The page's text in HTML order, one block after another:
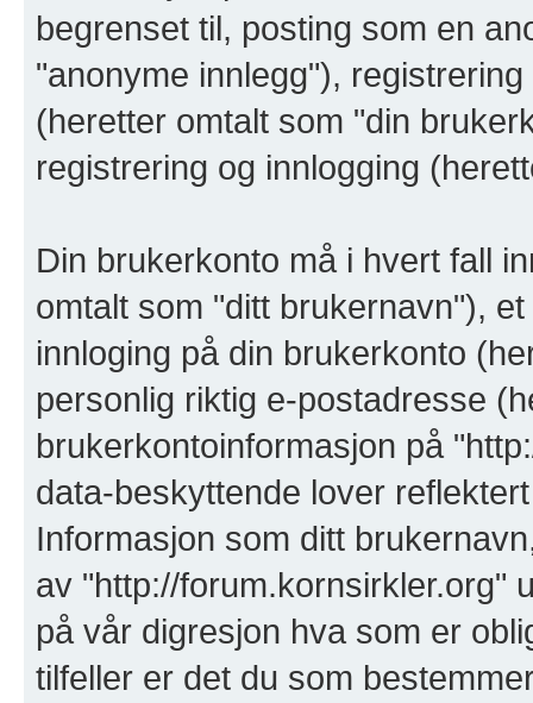
begrenset til, posting som en
"anonyme innlegg"),
(heretter omtalt som "din
registrering og innlogging
Din brukerkonto må i hvert fall
omtalt som "ditt brukernavn"),
innloging på din brukerkonto
personlig riktig e-postadresse
brukerkontoinformasjon på
data-beskyttende lover
Informasjon som ditt
av "http://forum.kornsirkler.org"
på vår digresjon hva som er
tilfeller er det du som